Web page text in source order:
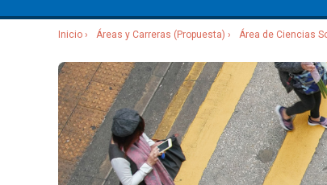
Inicio Áreas y Carreras (Propuesta) Área de Ciencias